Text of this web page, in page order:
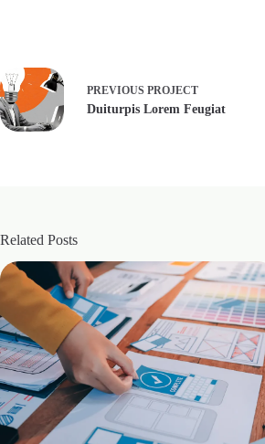
PREVIOUS PROJECT
Duiturpis Lorem Feugiat
Related Posts